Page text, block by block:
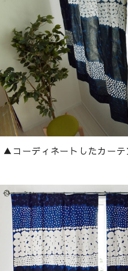
▲コーディネートしたカーテ